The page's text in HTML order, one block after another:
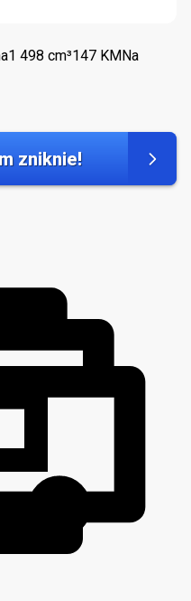
1 498 cm³147 KM Na
zniknie!